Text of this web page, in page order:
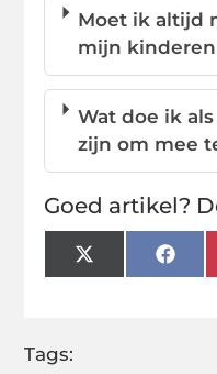
Moet ik altijd
mijn
Wat doe ik
zijn om mee
Goed artikel?
X
(Twitter)
Tags: